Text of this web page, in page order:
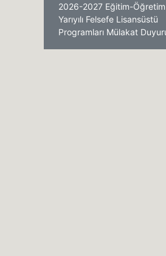
2026-2027 Eğitim-Öğretim
Yarıyılı Felsefe Lisansüstü
Programları Mülakat